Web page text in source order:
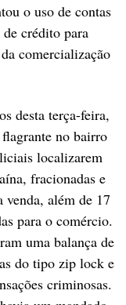
o uso de contas
crédito para
comercialização
desta terça-feira,
no bairro
localizarem
fracionadas e
venda, além de 17
para o comércio.
uma balança de
do tipo zip lock e
criminosas.